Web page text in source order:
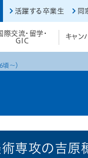
活躍する卒業生 同
際交流・留学・
GIC
キャン
〜）
専攻の吉原